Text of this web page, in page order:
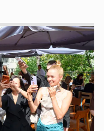
Женя Малахова,
гости
и ритма»:
образы